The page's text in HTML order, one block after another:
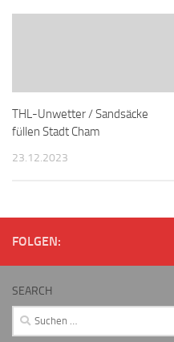
THL-Unwetter / Sandsäcke
füllen Stadt Cham
23.12.2023
FOLGEN:
SEARCH
Suchen
nach: